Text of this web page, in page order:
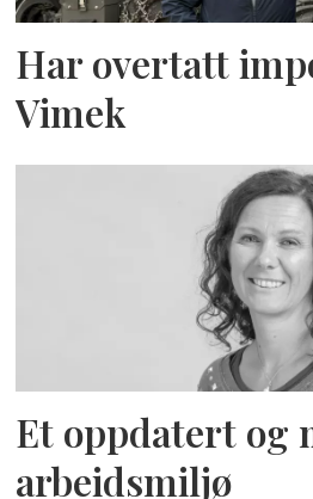
Har overtatt
Vimek
Et oppdatert og
arbeidsmiljø